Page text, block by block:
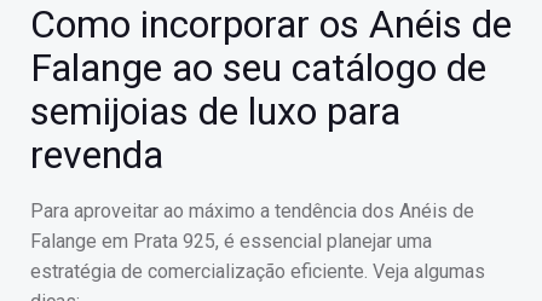
Como incorporar os Anéis de
Falange ao seu catálogo de
semijoias de luxo para
revenda
Para aproveitar ao máximo a tendência dos Anéis de
Falange em Prata 925, é essencial planejar uma
estratégia de comercialização eficiente. Veja algumas